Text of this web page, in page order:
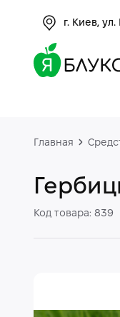
г. Киев,
Главная
Код товара: 839